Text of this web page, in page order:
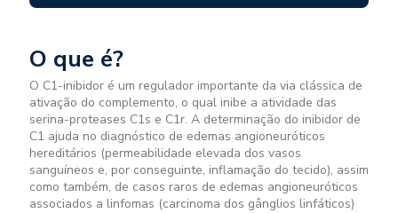
O que é?
O C1-inibidor é um regulador importante da via clássica de
ativação do complemento, o qual inibe a atividade das
serina-proteases C1s e C1r. A determinação do inibidor de
C1 ajuda no diagnóstico de edemas angioneuróticos
hereditários (permeabilidade elevada dos vasos
sanguíneos e, por conseguinte, inflamação do tecido), assim
como também, de casos raros de edemas angioneuróticos
associados a linfomas (carcinoma dos gânglios linfáticos)